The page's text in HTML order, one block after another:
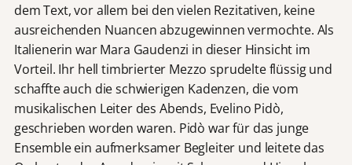
dem Text, vor allem bei den vielen Rezitativen, keine
ausreichenden Nuancen abzugewinnen vermochte. Als
Italienerin war Mara Gaudenzi in dieser Hinsicht im
Vorteil. Ihr hell timbrierter Mezzo sprudelte flüssig und
schaffte auch die schwierigen Kadenzen, die vom
musikalischen Leiter des Abends, Evelino Pidò,
geschrieben worden waren. Pidò war für das junge
Ensemble ein aufmerksamer Begleiter und leitete das